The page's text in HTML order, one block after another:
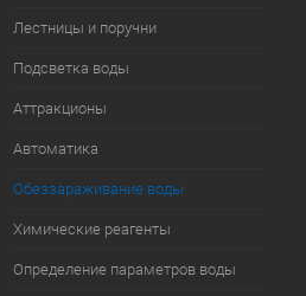
Лестницы и поручни
Подсветка воды
Аттракционы
Автоматика
Обеззараживание воды
Химические реагенты
Определение параметров воды